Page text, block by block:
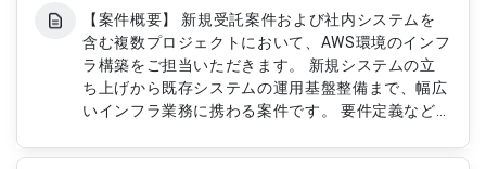
【案件概要】 新規受託案件および社内システムを
含む複数プロジェクトにおいて、AWS環境のインフ
ラ構築をご担当いただきます。 新規システムの立
ち上げから既存システムの運用基盤整備まで、幅広
いインフラ業務に携わる案件です。 要件定義など
を推進していただきます。 クラウドインフラの構